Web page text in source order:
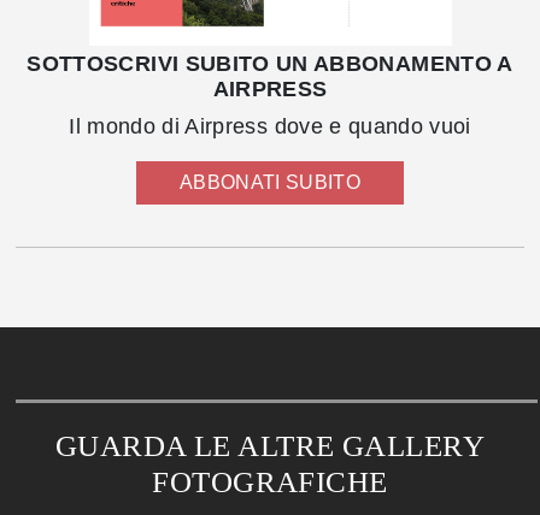
SOTTOSCRIVI SUBITO UN ABBONAMENTO A
AIRPRESS
Il mondo di Airpress dove e quando vuoi
ABBONATI SUBITO
GUARDA LE ALTRE GALLERY
FOTOGRAFICHE